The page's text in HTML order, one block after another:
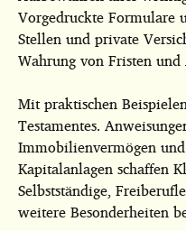
Vorgedruckte Formulare
Stellen und private
Wahrung von Fristen und
Mit praktischen
Testamentes.
Immobilienvermögen
Kapitalanlagen schaffen
Selbstständige,
weitere Besonderheiten